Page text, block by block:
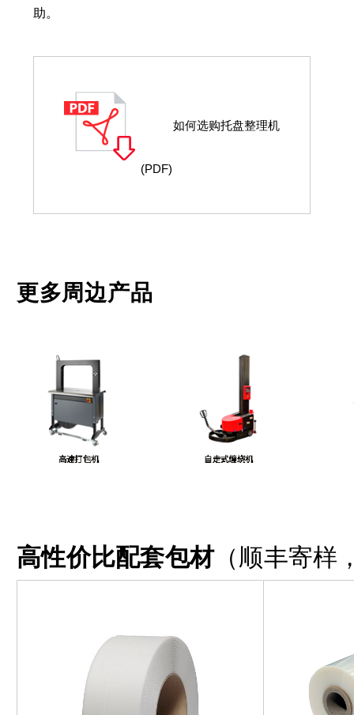
助。
如何选购托盘整理机
(PDF)
更多周边产品
高性价比配套包材（顺丰寄样